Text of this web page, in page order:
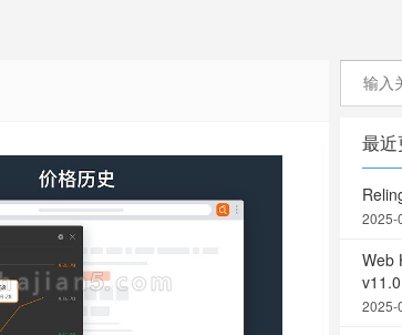
最
2025-
Web
2025-